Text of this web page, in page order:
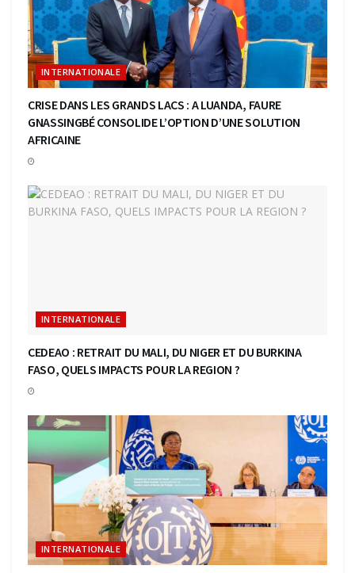
INTERNATIONALE
CRISE DANS LES GRANDS LACS : A LUANDA, FAURE
GNASSINGBÉ CONSOLIDE L’OPTION D’UNE SOLUTION
AFRICAINE
INTERNATIONALE
CEDEAO : RETRAIT DU MALI, DU NIGER ET DU BURKINA
FASO, QUELS IMPACTS POUR LA REGION ?
INTERNATIONALE